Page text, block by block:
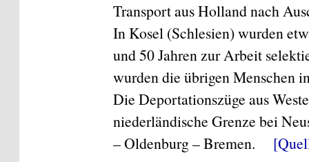
Transport aus Holland nach
In Kosel (Schlesien) wurden
und 50 Jahren zur Arbeit
wurden die übrigen Menschen
Die Deportationszüge aus
niederländische Grenze bei
– Oldenburg – Bremen.